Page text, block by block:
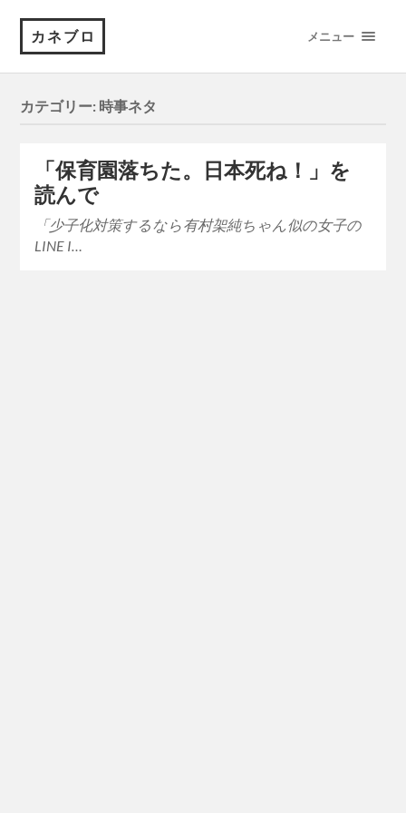
カネブロ メニュー
カテゴリー: 時事ネタ
「保育園落ちた。日本死ね！」を
読んで
「少子化対策するなら有村架純ちゃん似の女子の
LINE I…